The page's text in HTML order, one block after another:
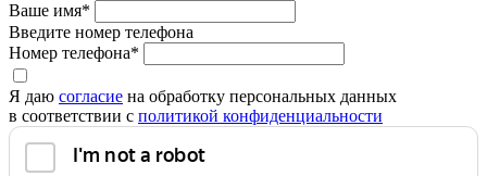
Ваше имя*
Введите номер телефона
Номер телефона*
Я даю согласие на обработку персональных данных
в соответствии с политикой конфиденциальности